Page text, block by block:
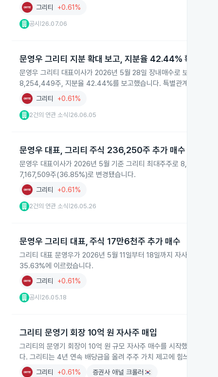
그리티 +0.61%
공시 26.07.06
문영우 그리티 지분 확대 보고, 지분율 42.44% 확인
문영우 그리티 대표이사가 2026년 5월 28일 장내매수로 보통주
8,254,449주, 지분율 42.44%를 보고했습니다. 특별관계자 문명기
그리티 +0.61%
2건의 연관 소식 26.06.05
문영우 대표, 그리티 주식 236,250주 추가 매수
문영우 대표이사가 2026년 5월 기준 그리티 최대주주로
7,167,509주(36.85%)로 변경됐습니다.
그리티 +0.61%
2건의 연관 소식 26.05.26
문영우 그리티 대표, 주식 17만6천주 추가 매수
그리티 대표 문영우가 2026년 5월 11일부터 18일까지 자사 주식
35.63%에 이르렀습니다.
그리티 +0.61%
공시 26.05.18
그리티 문영기 회장 10억 원 자사주 매입
그리티의 문영기 회장이 10억 원 규모 자사주 매수를 시작했고, 자녀
다. 그리티는 4년 연속 배당금을 올려 주주 가치 제고에 힘쓰고 있습
그리티 +0.61% 증권사 애널 크롤러🇰🇷